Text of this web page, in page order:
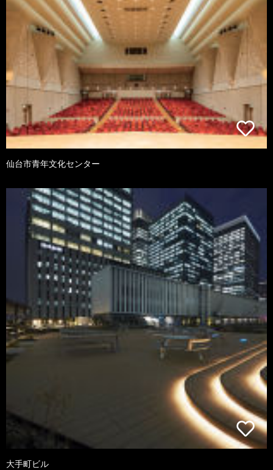
仙台市青年文化センター
大手町ビル